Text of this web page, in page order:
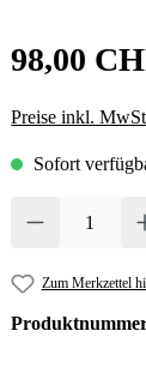
98,00
Preise inkl.
Sofort
Zum Merkzettel